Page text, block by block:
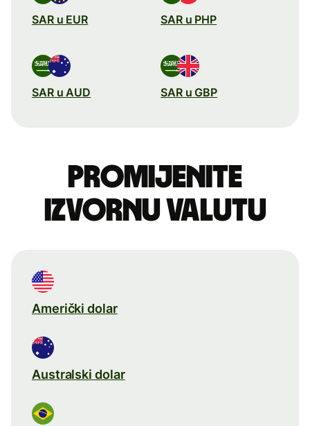
SAR u EUR SAR u PHP
SAR u AUD SAR u GBP
Promijenite
izvornu valutu
Američki dolar
Australski dolar